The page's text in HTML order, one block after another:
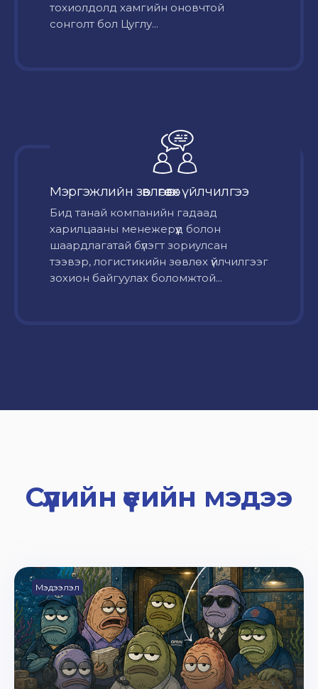
тохиолдолд хамгийн оновчтой
сонголт бол Цуглу...
Мэргэжлийн зөвлөгөө өгөх үйлчилгээ
Бид танай компанийн гадаад
харилцааны менежерүүд болон
шаардлагатай бүлэгт зориулсан
тээвэр, логистикийн зөвлөх үйлчилгээг
зохион байгуулах боломжтой...
Сүүлийн үеийн мэдээ
Мэдээлэл